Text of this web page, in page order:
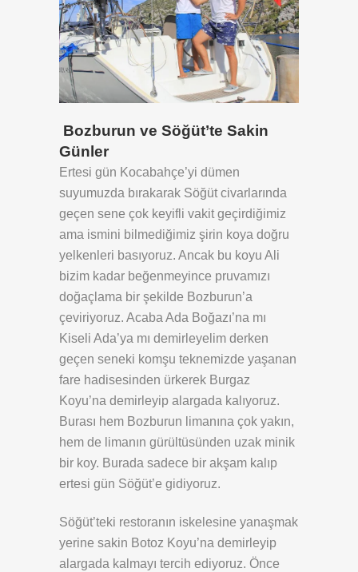
Bozburun ve Söğüt’te Sakin
Günler
Ertesi gün Kocabahçe’yi dümen
suyumuzda bırakarak Söğüt civarlarında
geçen sene çok keyifli vakit geçirdiğimiz
ama ismini bilmediğimiz şirin koya doğru
yelkenleri basıyoruz. Ancak bu koyu Ali
bizim kadar beğenmeyince pruvamızı
doğaçlama bir şekilde Bozburun’a
çeviriyoruz. Acaba Ada Boğazı’na mı
Kiseli Ada’ya mı demirleyelim derken
geçen seneki komşu teknemizde yaşanan
fare hadisesinden ürkerek Burgaz
Koyu’na demirleyip alargada kalıyoruz.
Burası hem Bozburun limanına çok yakın,
hem de limanın gürültüsünden uzak minik
bir koy. Burada sadece bir akşam kalıp
ertesi gün Söğüt’e gidiyoruz.
Söğüt’teki restoranın iskelesine yanaşmak
yerine sakin Botoz Koyu’na demirleyip
alargada kalmayı tercih ediyoruz. Önce